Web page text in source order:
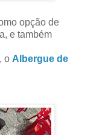
opção de
e também
o Albergue de